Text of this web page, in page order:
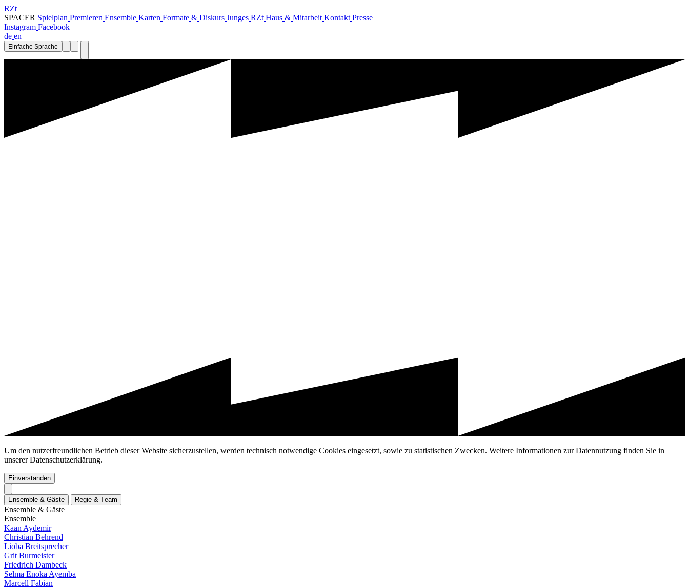
RZt
SPACER Spielplan Premieren Ensemble Karten Formate & Diskurs Junges RZt Haus & Mitarbeit Kontakt Presse
Instagram Facebook
de en
Einfache Sprache
Um den nutzerfreundlichen Betrieb dieser Website sicherzustellen, werden technisch notwendige Cookies eingesetzt, sowie zu statistischen Zwecken. Weitere Informationen zur Datennutzung finden Sie in
unserer Datenschutzerklärung.
Einverstanden
Ensem b e & Gäste Regie & Team
Ensemble & Gäste
Ensemble
Kaan Aydemir
Christian Behrend
Lioba Breitsprecher
Grit Burmeister
Friedrich Dambeck
Selma Enoka Ayemba
Marcell Fabian